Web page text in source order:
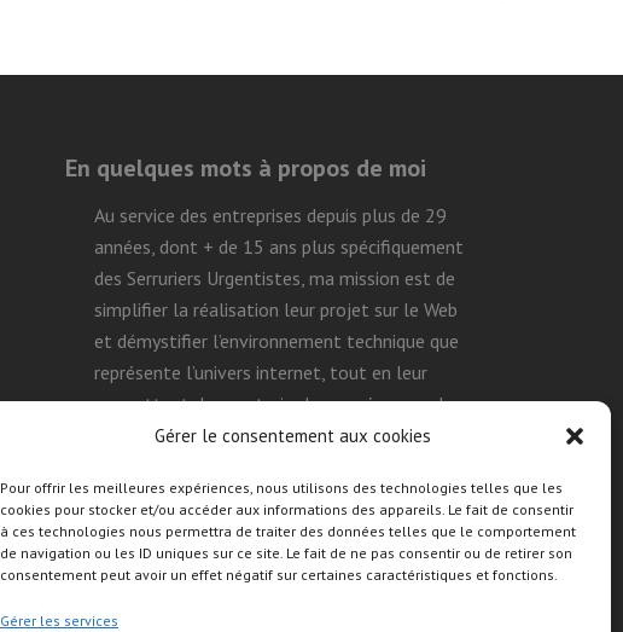
Gérer le consentement aux cookies
Pour offrir les meilleures expériences, nous utilisons des technologies telles que les
cookies pour stocker et/ou accéder aux informations des appareils. Le fait de consentir
à ces technologies nous permettra de traiter des données telles que le comportement
de navigation ou les ID uniques sur ce site. Le fait de ne pas consentir ou de retirer son
consentement peut avoir un effet négatif sur certaines caractéristiques et fonctions.
Gérer les services
En quelques mots à propos de moi
Au service des entreprises depuis plus de 29
années, dont + de 15 ans plus spécifiquement
des Serruriers Urgentistes, ma mission est de
simplifier la réalisation leur projet sur le Web
et démystifier l’environnement technique que
représente l’univers internet, tout en leur
permettant de construire leurs présences de
façon efficace, durable et autonome.
Suivre mon activité sur les réseaux
sociaux